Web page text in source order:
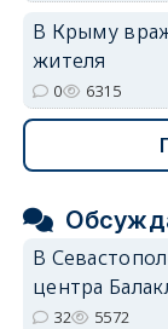
В Крыму
жителя
0 6315
В
центра
32 5572